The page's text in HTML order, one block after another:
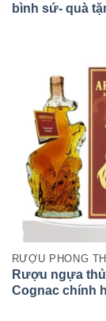
bình sứ- quà
Rượu ngựa
Cognac chính